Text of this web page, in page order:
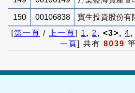
150 00106838
寶生投資股份有
[第一頁 / 上一頁] 1 , 2 , <3>, 4,
一頁] 共有 8039